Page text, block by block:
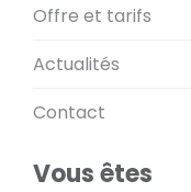
Offre et tarifs
Actualités
Contact
Vous êtes